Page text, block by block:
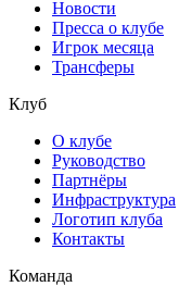
Новости
Пресса о клубе
Игрок месяца
Трансферы
Клуб
О клубе
Руководство
Партнёры
Инфраструктура
Логотип клуба
Контакты
Команда